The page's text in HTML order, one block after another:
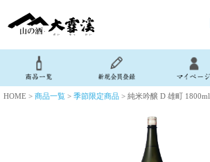
HOME > 商品一覧 > 季節限定商品 > 純米吟醸 D 雄町 1800ml